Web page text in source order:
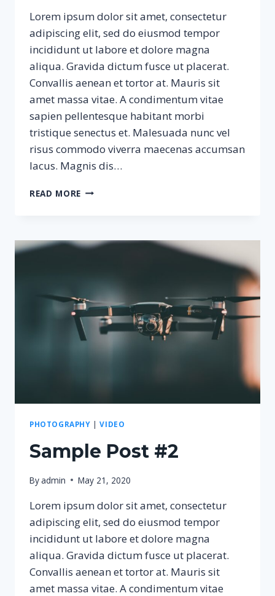
Lorem ipsum dolor sit amet, consectetur
adipiscing elit, sed do eiusmod tempor
incididunt ut labore et dolore magna
aliqua. Gravida dictum fusce ut placerat.
Convallis aenean et tortor at. Mauris sit
amet massa vitae. A condimentum vitae
sapien pellentesque habitant morbi
tristique senectus et. Malesuada nunc vel
risus commodo viverra maecenas accumsan
lacus. Magnis dis…
READ MORE SAMPLE
PHOTOGRAPHY |VIDEO
Sample Post #2
Byadmin May 21, 2020
Lorem ipsum dolor sit amet, consectetur
adipiscing elit, sed do eiusmod tempor
incididunt ut labore et dolore magna
aliqua. Gravida dictum fusce ut placerat.
Convallis aenean et tortor at. Mauris sit
amet massa vitae. A condimentum vitae